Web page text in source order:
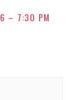
6 – 7:30 PM